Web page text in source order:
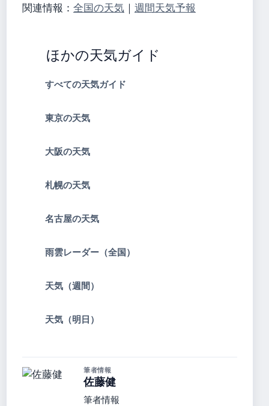
関連情報： 全国の天気 ｜ 週間天気予報
ほかの天気ガイド
すべての天気ガイド
東京の天気
大阪の天気
札幌の天気
名古屋の天気
雨雲レーダー（全国）
天気（週間）
天気（明日）
筆者情報
佐藤健
筆者情報